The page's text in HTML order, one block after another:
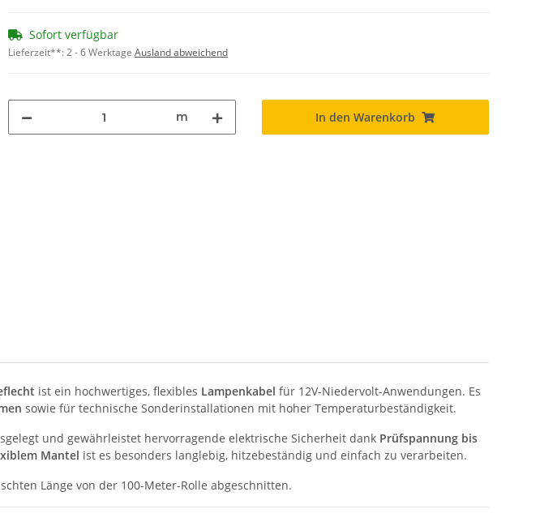
Sofort verfügbar
Lieferzeit**:2 - 6 Werktage Ausland abweichend
m In den Warenkorb
ist ein hochwertiges, flexibles Lampenkabel für 12V-Niedervolt-Anwendungen. Es
sowie für technische Sonderinstallationen mit hoher Temperaturbeständigkeit.
und gewährleistet hervorragende elektrische Sicherheit dank Prüfspannung bis
Mantel ist es besonders langlebig, hitzebeständig und einfach zu verarbeiten.
Länge von der 100-Meter-Rolle abgeschnitten.